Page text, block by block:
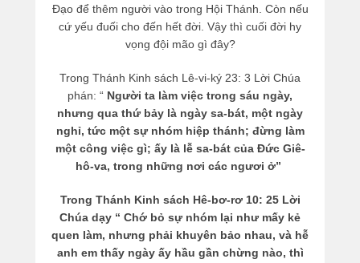
Đạo để thêm người vào trong Hội Thánh. Còn nếu
cứ yếu đuối cho đến hết đời. Vậy thì cuối đời hy
vọng đội mão gì đây?
Trong Thánh Kinh sách Lê-vi-ký 23: 3 Lời Chúa
phán: “ Người ta làm việc trong sáu ngày,
nhưng qua thứ bảy là ngày sa-bát, một ngày
nghỉ, tức một sự nhóm hiệp thánh; đừng làm
một công việc gì; ấy là lễ sa-bát của Đức Giê-
hô-va, trong những nơi các ngươi ở”
Trong Thánh Kinh sách Hê-bơ-rơ 10: 25 Lời
Chúa dạy “ Chớ bỏ sự nhóm lại như mấy kẻ
quen làm, nhưng phải khuyên bảo nhau, và hễ
anh em thấy ngày ấy hầu gần chừng nào, thì